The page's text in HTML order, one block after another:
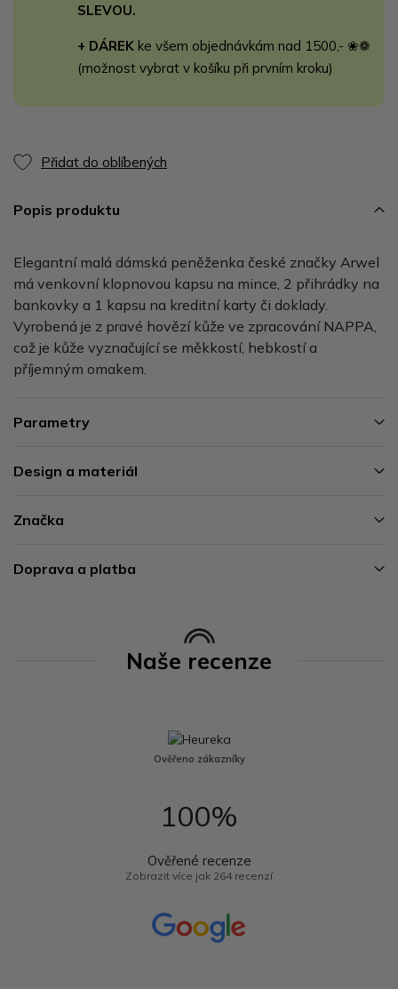
SLEVOU.
+ DÁREK ke všem objednávkám nad 1500,- ❀❁
(možnost vybrat v košíku při prvním kroku)
Přidat do oblíbených
Popis produktu
Elegantní malá dámská peněženka české značky Arwel
má venkovní klopnovou kapsu na mince, 2 přihrádky na
bankovky a 1 kapsu na kreditní karty či doklady.
Vyrobená je z pravé hovězí kůže ve zpracování NAPPA,
což je kůže vyznačující se měkkostí, hebkostí a
příjemným omakem.
Parametry
Design a materiál
Značka
Doprava a platba
Naše recenze
Ověřeno zákazníky
100%
Ověřené recenze
Zobrazit více jak 264 recenzí